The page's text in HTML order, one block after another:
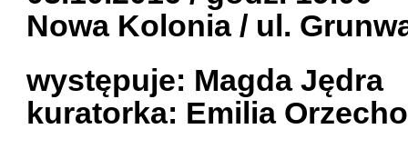
Nowa Kolonia / ul.
występuje: Magda Jędra
kuratorka: Emilia